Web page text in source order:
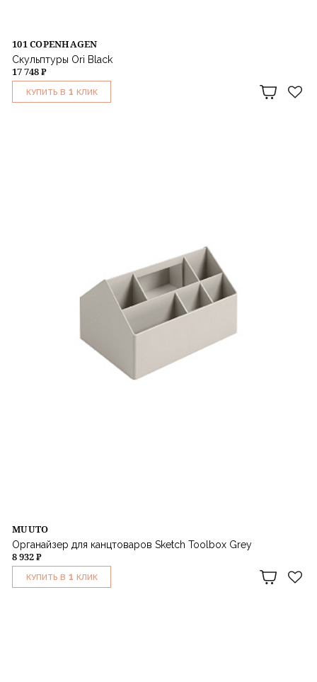
101 COPENHAGEN
Скульптуры Ori Black
17 748 ₽
КУПИТЬ В 1 КЛИК
MUUTO
Органайзер для канцтоваров Sketch Toolbox Grey
8 932 ₽
КУПИТЬ В 1 КЛИК